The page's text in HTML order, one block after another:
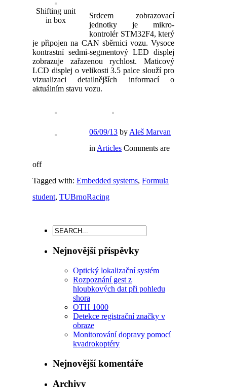
Shifting unit
in box
Srdcem zobrazovací
jednotky je mikro-
kontrolér STM32F4, který
je připojen na CAN sběrnici vozu. Vysoce
kontrastní sedmi-segmentový LED displej
zobrazuje zařazenou rychlost. Maticový
LCD displej o velikosti 3.5 palce slouží pro
vizualizaci detailnějších informací o
aktuálním stavu vozu.
06/09/13 by Aleš Marvan
in Articles Comments are
off
Tagged with: Embedded systems, Formula
student, TUBrnoRacing
Nejnovější příspěvky
Optický lokalizační systém
Rozpoznání gest z
hloubkových dat při pohledu
shora
OTH 1000
Detekce registrační značky v
obraze
Monitorování dopravy pomocí
kvadrokoptéry
Nejnovější komentáře
Archivy